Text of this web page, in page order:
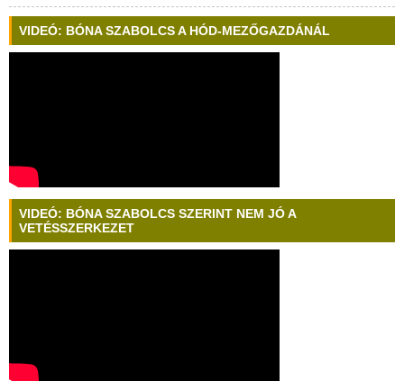
VIDEÓ: BÓNA SZABOLCS A HÓD-MEZŐGAZDÁNÁL
VIDEÓ: BÓNA SZABOLCS SZERINT NEM JÓ A
VETÉSSZERKEZET